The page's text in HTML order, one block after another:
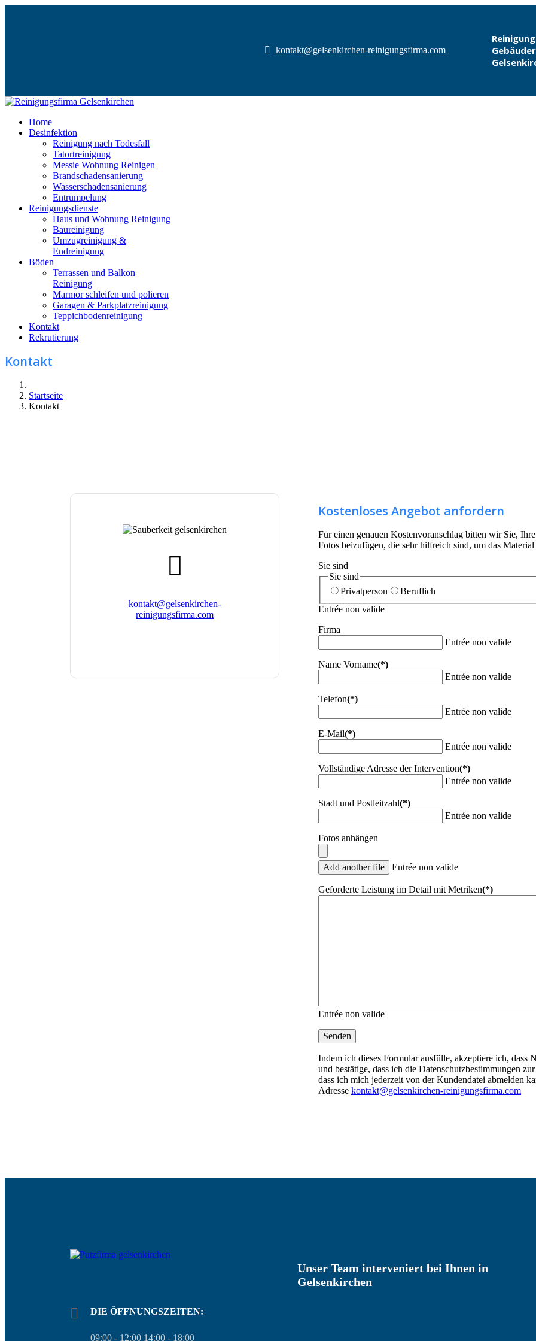
kontakt@gelsenkirchen-reinigungsfirma.com
Home
Desinfektion
Reinigung nach Todesfall
Tatortreinigung
Messie Wohnung Reinigen
Brandschadensanierung
Wasserschadensanierung
Entrumpelung
Reinigungsdienste
Haus und Wohnung Reinigung
Baureinigung
Umzugreinigung &
Endreinigung
Böden
Terrassen und Balkon
Reinigung
Marmor schleifen und polieren
Garagen & Parkplatzreinigung
Teppichbodenreinigung
Kontakt
Rekrutierung
Kontakt
Startseite
Kontakt
kontakt@gelsenkirchen-
reinigungsfirma.com
Kostenloses Angebot anfordern
Für einen genauen Kostenvoranschlag bitten wir Sie,
Fotos beizufügen, die sehr hilfreich sind, um das
Sie sind
Sie sind
Privatperson
Beruflich
Entrée non valide
Firma
Entrée non valide
Name Vorname(*)
Entrée non valide
Telefon(*)
Entrée non valide
E-Mail(*)
Entrée non valide
Vollständige Adresse der Intervention(*)
Entrée non valide
Stadt und Postleitzahl(*)
Entrée non valide
Fotos anhängen
Add another file Entrée non valide
Geforderte Leistung im Detail mit Metriken(*)
Entrée non valide
Senden
Indem ich dieses Formular ausfülle, akzeptiere ich,
und bestätige, dass ich die Datenschutzbestimmungen
dass ich mich jederzeit von der Kundendatei abmelden
Adresse kontakt@gelsenkirchen-reinigungsfirma.com
DIE ÖFFNUNGSZEITEN:
09:00 - 12:00 14:00 - 18:00
Unser Team interveniert bei Ihnen in
Gelsenkirchen